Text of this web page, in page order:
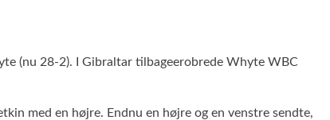
(nu 28-2). I Gibraltar tilbageerobrede Whyte WBC
med en højre. Endnu en højre og en venstre sendte,